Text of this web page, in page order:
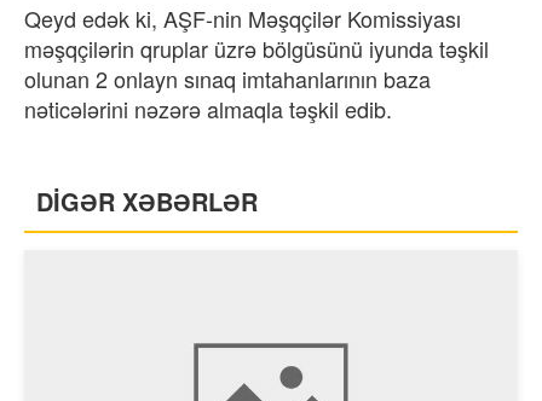
Qeyd edək ki, AŞF-nin Məşqçilər Komissiyası
məşqçilərin qruplar üzrə bölgüsünü iyunda təşkil
olunan 2 onlayn sınaq imtahanlarının baza
nəticələrini nəzərə almaqla təşkil edib.
DİGƏR XƏBƏRLƏR